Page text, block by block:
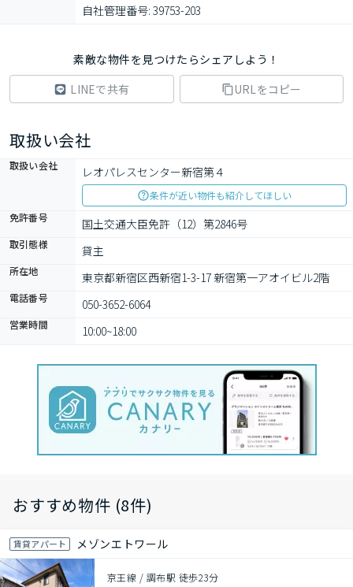
自社管理番号: 39753-203
素敵な物件を見つけたらシェアしよう！
LINEで共有
URLをコピー
取扱い会社
取扱い会社 レオパレスセンター新宿第４
条件が近い物件も紹介してほしい
免許番号
国土交通大臣免許（12）第2846号
取引態様 貸主
所在地 東京都新宿区西新宿1-3-17 新宿第一アオイビル2階
電話番号 050-3652-6064
営業時間 10:00~18:00
おすすめ物件 (8件)
賃貸アパート メゾンエトワール
京王線 / 調布駅 徒歩23分